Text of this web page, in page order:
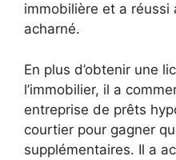
immobilière et a réussi
acharné.
En plus d’obtenir une
l’immobilier, il a
entreprise de prêts
courtier pour gagner
supplémentaires. Il a